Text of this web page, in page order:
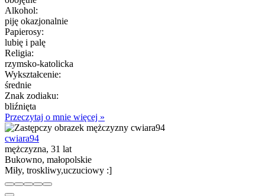
Alkohol:
piję okazjonalnie
Papierosy:
lubię i palę
Religia:
rzymsko-katolicka
Wykształcenie:
średnie
Znak zodiaku:
bliźnięta
Przeczytaj o mnie więcej »
cwiara94
mężczyzna, 31 lat
Bukowno, małopolskie
Miły, troskliwy,uczuciowy :]